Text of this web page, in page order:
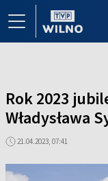
Rok 2023
Władysława
21.04.2023, 07:41